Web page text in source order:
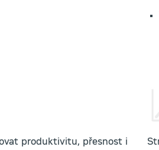
produktivitu, přesnost i